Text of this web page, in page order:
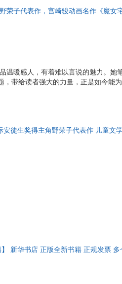
手机通
荣子代表作，宫崎骏动画名作《魔女
温暖感人，有着难以言说的魅力。她
带给读者强大的力量，正是如今能
法。即使不能飞翔，不会隐身术，只
著 ★国际儿童读者联盟优 秀作品奖
徒生奖得主角野荣子代表作 儿童文
新华书店 正版全新书籍 正规发票 多